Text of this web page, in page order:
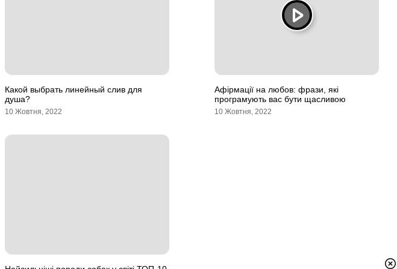
Какой выбрать линейный слив для
душа?
10 Жовтня, 2022
Афірмації на любов: фрази, які
програмують вас бути щасливою
10 Жовтня, 2022